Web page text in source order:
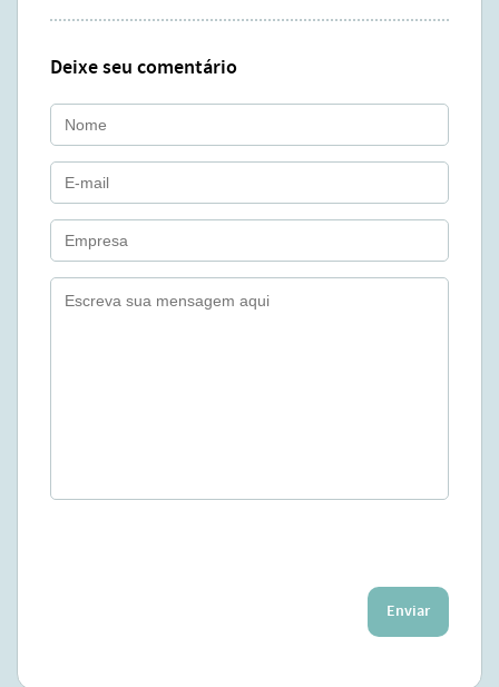
Deixe seu comentário
Enviar